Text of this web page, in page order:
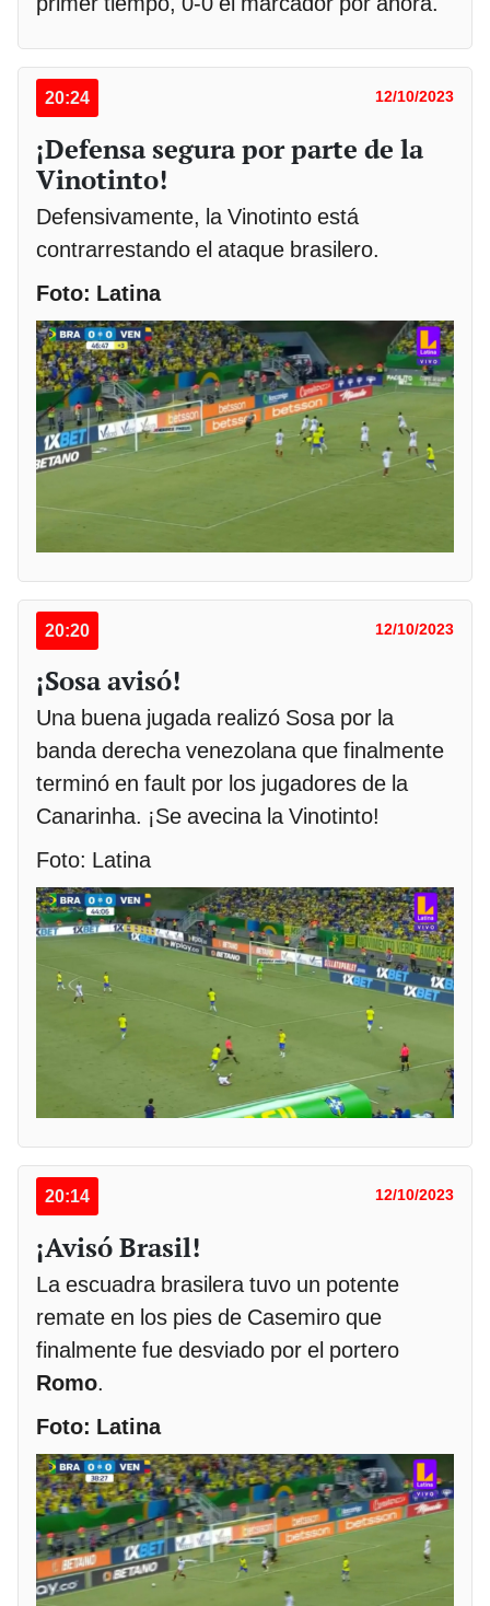
20:24 12/10/2023
¡Defensa segura por parte de la
Vinotinto!
Defensivamente, la Vinotinto está
contrarrestando el ataque brasilero.
Foto: Latina
20:20 12/10/2023
¡Sosa avisó!
Una buena jugada realizó Sosa por la
banda derecha venezolana que finalmente
terminó en fault por los jugadores de la
Canarinha. ¡Se avecina la Vinotinto!
Foto: Latina
20:14 12/10/2023
¡Avisó Brasil!
La escuadra brasilera tuvo un potente
remate en los pies de Casemiro que
finalmente fue desviado por el portero
Romo.
Foto: Latina